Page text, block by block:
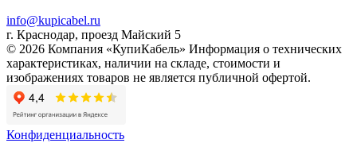
info@kupicabel.ru
г. Краснодар, проезд Майский 5
© 2026 Компания «КупиКабель» Информация о технических
характеристиках, наличии на складе, стоимости и
изображениях товаров не является публичной офертой.
Конфиденциальность